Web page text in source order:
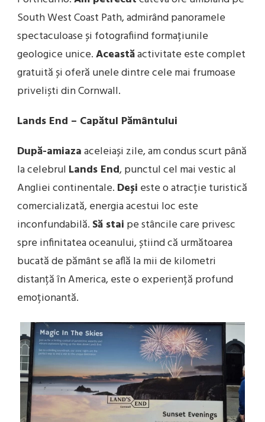
South West Coast Path, admirând panoramele
spectaculoase și fotografiind formațiunile
geologice unice.Aceastăactivitate este complet
gratuită și oferă unele dintre cele mai frumoase
priveliști din Cornwall.
Lands End – Capătul Pământului
După-amiazaaceleiași zile, am condus scurt până
la celebrul Lands End, punctul cel mai vestic al
Angliei continentale. Deși este o atracție turistică
comercializată, energia acestui loc este
inconfundabilă. Să stai pe stâncile care privesc
spre infinitatea oceanului, știind că următoarea
bucată de pământ se află la mii de kilometri
distanță în America, este o experiență profund
emoționantă.